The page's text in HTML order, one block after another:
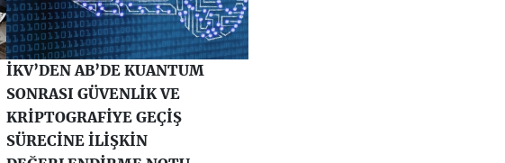
İKV’DEN AB’DE KUANTUM
SONRASI GÜVENLİK VE
KRİPTOGRAFİYE GEÇİŞ
SÜRECİNE İLİŞKİN